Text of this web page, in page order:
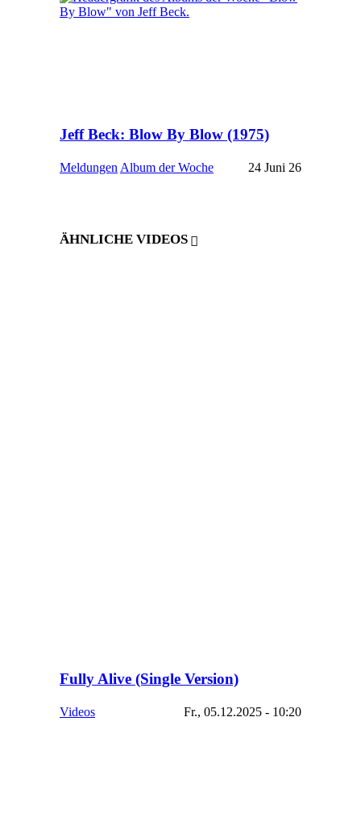
Jeff Beck: Blow By Blow (1975)
Meldungen Album der Woche 24 Juni 26
ÄHNLICHE VIDEOS
Fully Alive (Single Version)
Videos Fr., 05.12.2025 - 10:20